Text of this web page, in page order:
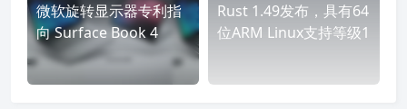
微软旋转显示器专利指
向 Surface Book 4
Rust 1.49发布，具有64
位ARM Linux支持等级1